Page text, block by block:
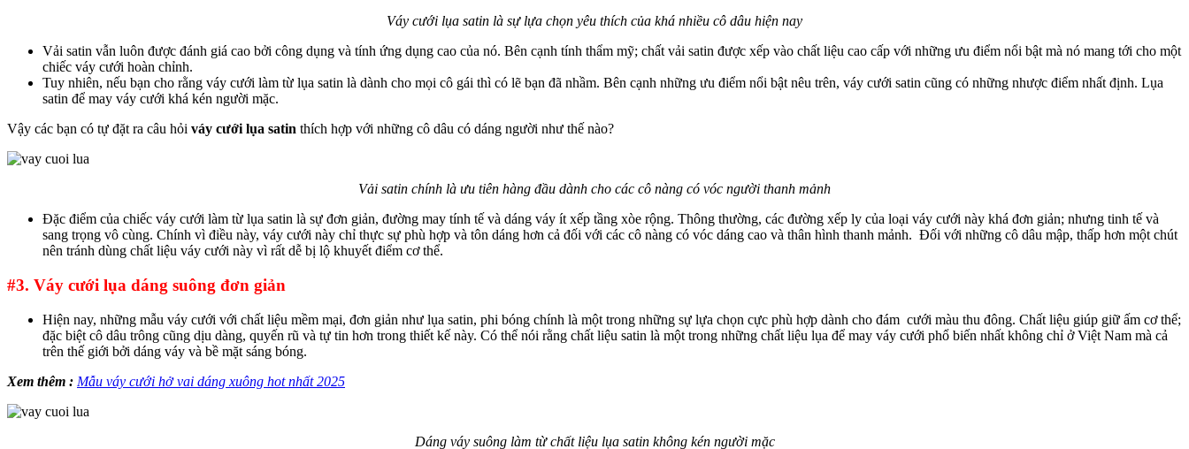
Váy cưới lụa satin là sự lựa chọn yêu thích của khá nhiều cô dâu hiện nay
Vải satin vẫn luôn được đánh giá cao bởi công dụng và tính ứng dụng cao của nó. Bên cạnh tính thẩm mỹ; chất vải satin được xếp vào chất liệu cao cấp với những ưu điểm nổi bật mà nó mang tới cho một
chiếc váy cưới hoàn chỉnh.
Tuy nhiên, nếu bạn cho rằng váy cưới làm từ lụa satin là dành cho mọi cô gái thì có lẽ bạn đã nhầm. Bên cạnh những ưu điểm nổi bật nêu trên, váy cưới satin cũng có những nhược điểm nhất định. Lụa
satin để may váy cưới khá kén người mặc.
Vậy các bạn có tự đặt ra câu hỏi váy cưới lụa satin thích hợp với những cô dâu có dáng người như thế nào?
Vải satin chính là ưu tiên hàng đầu dành cho các cô nàng có vóc người thanh mảnh
Đặc điểm của chiếc váy cưới làm từ lụa satin là sự đơn giản, đường may tính tế và dáng váy ít xếp tầng xòe rộng. Thông thường, các đường xếp ly của loại váy cưới này khá đơn giản; nhưng tinh tế và
sang trọng vô cùng. Chính vì điều này, váy cưới này chỉ thực sự phù hợp và tôn dáng hơn cả đối với các cô nàng có vóc dáng cao và thân hình thanh mảnh. Đối với những cô dâu mập, thấp hơn một chút
nên tránh dùng chất liệu váy cưới này vì rất dễ bị lộ khuyết điểm cơ thể.
#3. Váy cưới lụa dáng suông đơn giản
Hiện nay, những mẫu váy cưới với chất liệu mềm mại, đơn giản như lụa satin, phi bóng chính là một trong những sự lựa chọn cực phù hợp dành cho đám cưới màu thu đông. Chất liệu giúp giữ ấm cơ thể;
đặc biệt cô dâu trông cũng dịu dàng, quyến rũ và tự tin hơn trong thiết kế này. Có thể nói rằng chất liệu satin là một trong những chất liệu lụa để may váy cưới phổ biến nhất không chỉ ở Việt Nam mà cả
trên thế giới bởi dáng váy và bề mặt sáng bóng.
Xem thêm : Mẫu váy cưới hở vai dáng xuông hot nhất 2025
Dáng váy suông làm từ chất liệu lụa satin không kén người mặc